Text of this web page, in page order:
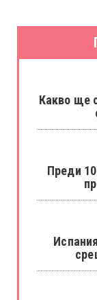
Какво ще
Преди